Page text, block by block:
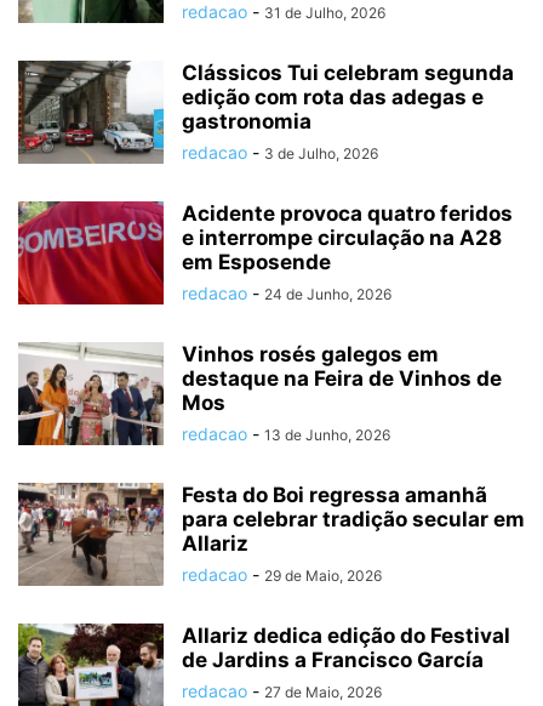
redacao - 31 de Julho, 2026
Clássicos Tui celebram segunda
edição com rota das adegas e
gastronomia
redacao - 3 de Julho, 2026
Acidente provoca quatro feridos
e interrompe circulação na A28
em Esposende
redacao - 24 de Junho, 2026
Vinhos rosés galegos em
destaque na Feira de Vinhos de
Mos
redacao - 13 de Junho, 2026
Festa do Boi regressa amanhã
para celebrar tradição secular em
Allariz
redacao - 29 de Maio, 2026
Allariz dedica edição do Festival
de Jardins a Francisco García
redacao - 27 de Maio, 2026